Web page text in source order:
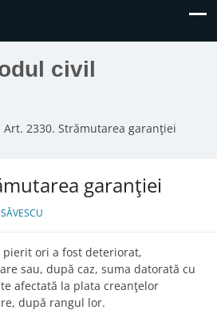
civil
Art. 2330. Strămutarea garanţiei
garanţiei
pierit ori a fost deteriorat,
sau, după caz, suma datorată cu
afectată la plata creanţelor
după rangul lor.